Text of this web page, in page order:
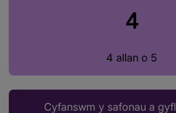
4
4 allan o 5
Cyfanswm y safonau a